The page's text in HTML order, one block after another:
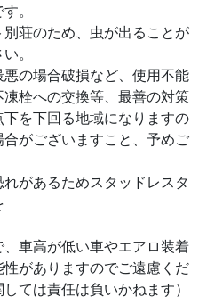
。
荘のため、虫が出ることが
。
の場合破損など、使用不能
栓への交換等、最善の対策
を下回る地域になりますの
がございますこと、予めご
があるためスタッドレスタ
車高が低い車やエアロ装着
がありますのでご遠慮くだ
ては責任は負いかねます）